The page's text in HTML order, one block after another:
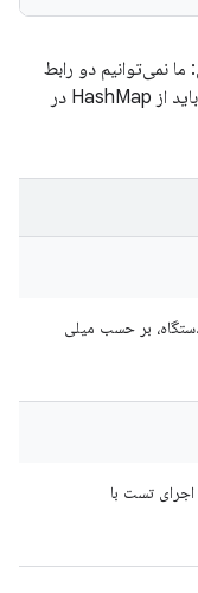
نمی‌توانیم دو رابط
Map<> با انواع مختلف داشته باشیم، بنابراین باید از HashMap در
بر حسب میلی
تست با